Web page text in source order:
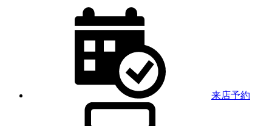
来店予約